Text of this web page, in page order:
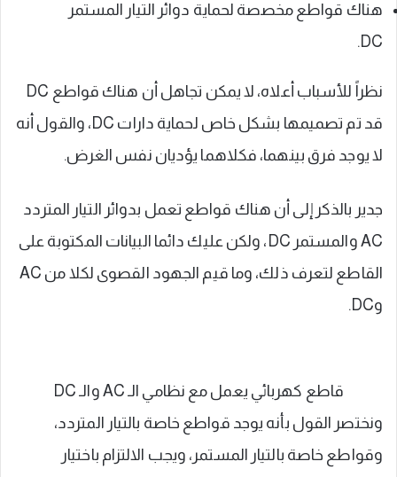
هناك قواطع مخصصة لحماية دوائر التيار المستمر
DC.
نظراً للأسباب أعلاه، لا يمكن تجاهل أن هناك قواطع DC
قد تم تصميمها بشكل خاص لحماية دارات DC، والقول أنه
لا يوجد فرق بينهما، فكلاهما يؤديان نفس الغرض.
جدير بالذكر إلى أن هناك قواطع تعمل بدوائر التيار المتردد
AC والمستمر DC، ولكن عليك دائما البيانات المكتوبة على
القاطع لتعرف ذلك، وما قيم الجهود القصوى لكلا من AC
وDC.
قاطع كهربائي يعمل مع نظامي الـ AC والـ DC
ونختصر القول بأنه يوجد قواطع خاصة بالتيار المتردد،
وقواطع خاصة بالتيار المستمر، ويجب الالتزام باختيار